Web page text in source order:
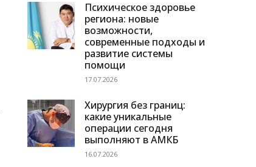
Психическое здоровье
региона: новые
возможности,
современные подходы и
развитие системы
помощи
17.07.2026
Хирургия без границ:
какие уникальные
операции сегодня
выполняют в АМКБ
16.07.2026